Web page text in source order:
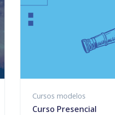
Cursos modelos
Curso Presencial